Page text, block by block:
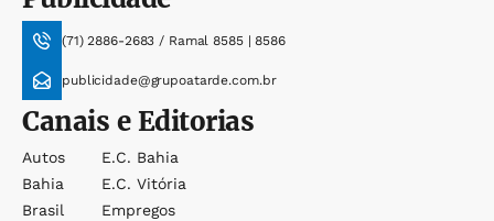
(71) 2886-2683 / Ramal 8585 | 8586
publicidade@grupoatarde.com.br
Canais e Editorias
Autos
Bahia
Brasil
E.c. Bahia
E.c. Vitória
Empregos